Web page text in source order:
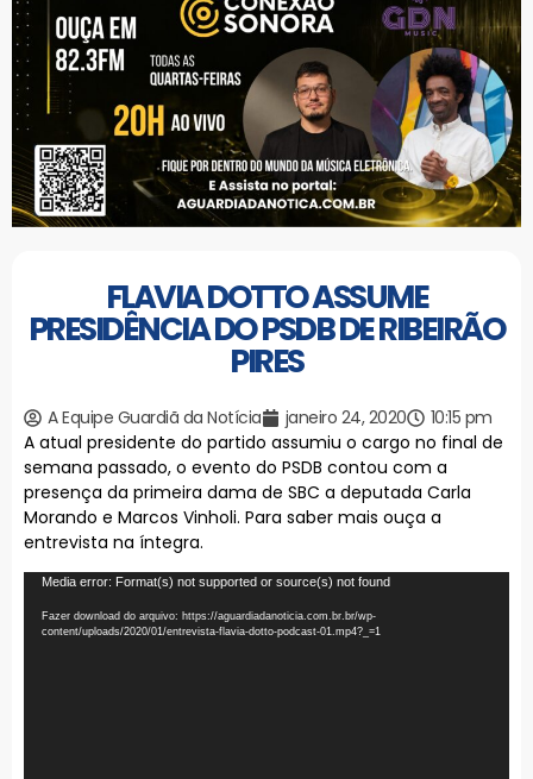
FLAVIA DOTTO ASSUME
PRESIDÊNCIA DO PSDB DE RIBEIRÃO
PIRES
A Equipe Guardiã da Notícia janeiro 24, 2020
10:15 pm
A atual presidente do partido assumiu o cargo no final de
semana passado, o evento do PSDB contou com a
presença da primeira dama de SBC a deputada Carla
Morando e Marcos Vinholi. Para saber mais ouça a
entrevista na íntegra.
Tocador
de
vídeo
Media error: Format(s) not supported or source(s) not found
Fazer download do arquivo: https://aguardiadanoticia.com.br.br/wp-
content/uploads/2020/01/entrevista-flavia-dotto-podcast-01.mp4?_=1